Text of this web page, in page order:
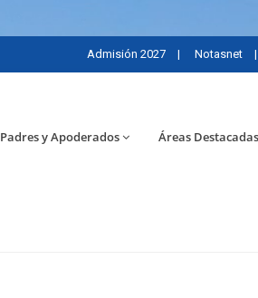
Admisión 2027 | Notasnet |
Padres y Apoderados Áreas Destacadas